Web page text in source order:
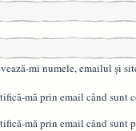
mi numele, emailul și
mă prin email când sunt
mă prin email când sunt